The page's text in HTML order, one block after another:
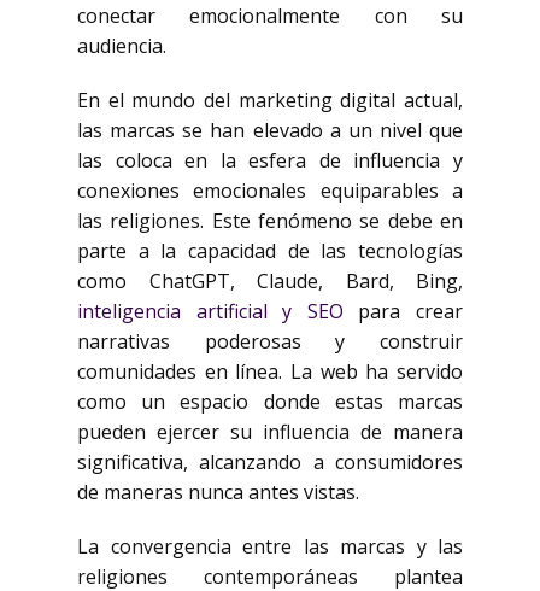
conectar emocionalmente con su
audiencia.
En el mundo del marketing digital actual,
las marcas se han elevado a un nivel que
las coloca en la esfera de influencia y
conexiones emocionales equiparables a
las religiones. Este fenómeno se debe en
parte a la capacidad de las tecnologías
como ChatGPT, Claude, Bard, Bing,
inteligencia artificial y SEO para crear
narrativas poderosas y construir
comunidades en línea. La web ha servido
como un espacio donde estas marcas
pueden ejercer su influencia de manera
significativa, alcanzando a consumidores
de maneras nunca antes vistas.
La convergencia entre las marcas y las
religiones contemporáneas plantea